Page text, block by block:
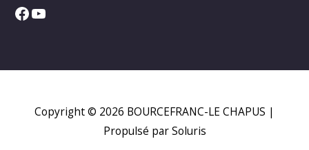
Facebook
YouTube
Copyright © 2026 BOURCEFRANC-LE CHAPUS |
Propulsé par Soluris